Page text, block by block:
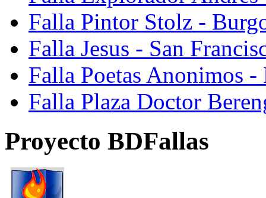
Falla Pintor Stolz -
Falla Jesus - San
Falla Poetas Anonimos
Falla Plaza Doctor
Proyecto BDFallas